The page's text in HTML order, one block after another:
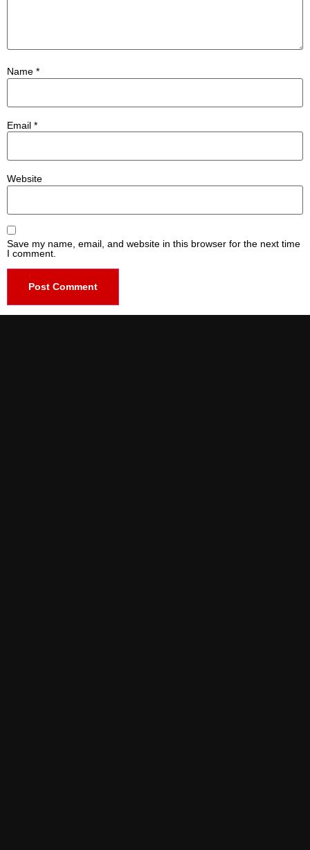
Name *
Email *
Website
Save my name, email, and website in this browser for the next time
I comment.